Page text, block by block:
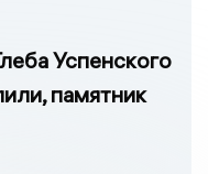
Успенского
памятник